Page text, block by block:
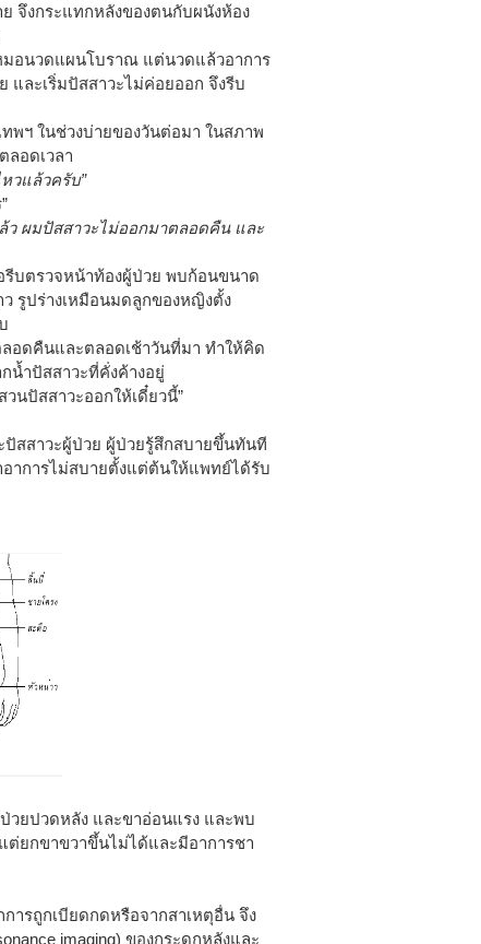
จึงกระแทกหลังของตนกับผนังห้อง
มอนวดแผนโบราณ แต่นวดแล้วอาการ
และเริ่มปัสสาวะไม่ค่อยออก จึงรีบ
พฯ ในช่วงบ่ายของวันต่อมา ในสภาพ
ลอดเวลา
วแล้วครับ”
ว ผมปัสสาวะไม่ออกมาตลอดคืน และ
บตรวจหน้าท้องผู้ป่วย พบก้อนขนาด
รูปร่างเหมือนมดลูกของหญิงตั้ง
อดคืนและตลอดเช้าวันที่มา ทำให้คิด
น้ำปัสสาวะที่คั่งค้างอยู่
นปัสสาวะออกให้เดี๋ยวนี้”
ปัสสาวะผู้ป่วย ผู้ป่วยรู้สึกสบายขึ้นทันที
อาการไม่สบายตั้งแต่ต้นให้แพทย์ได้รับ
วยปวดหลัง และขาอ่อนแรง และพบ
ต่ยกขาขวาขึ้นไม่ได้และมีอาการชา
ารถูกเบียดกดหรือจากสาเหตุอื่น จึง
imaging) ของกระดูกหลังและ